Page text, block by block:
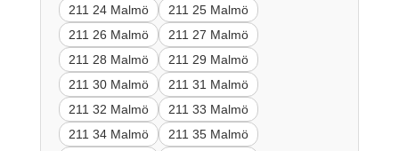
211 24 Malmö
211 25 Malmö
211 26 Malmö
211 27 Malmö
211 28 Malmö
211 29 Malmö
211 30 Malmö
211 31 Malmö
211 32 Malmö
211 33 Malmö
211 34 Malmö
211 35 Malmö